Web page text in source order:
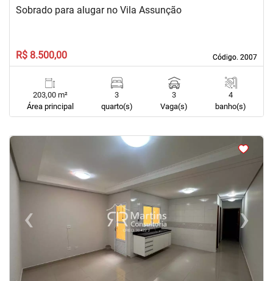
Código. 2007
Código. 2007
Sobrado para alugar no Vila Assunção
R$ 8.500,00
203,00 m²
Área principal
3
quarto(s)
3
Vaga(s)
4
banho(s)
<
‹Previous ›Next